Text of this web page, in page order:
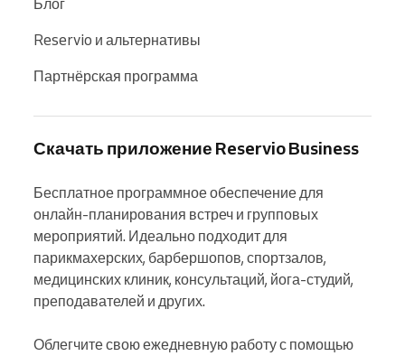
Reservio и альтернативы
Партнёрская программа
Скачать приложение Reservio Business
Бесплатное программное обеспечение для
онлайн-планирования встреч и групповых
мероприятий. Идеально подходит для
парикмахерских, барбершопов, спортзалов,
медицинских клиник, консультаций, йога-студий,
преподавателей и других.
Облегчите свою ежедневную работу с помощью